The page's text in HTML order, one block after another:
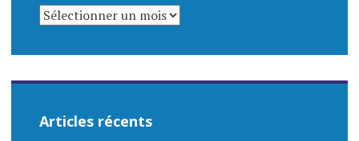
ARCHIVES
Articles récents